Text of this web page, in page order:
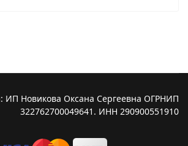
ИП Новикова Оксана Сергеевна ОГРНИП
322762700049641. ИНН 290900551910